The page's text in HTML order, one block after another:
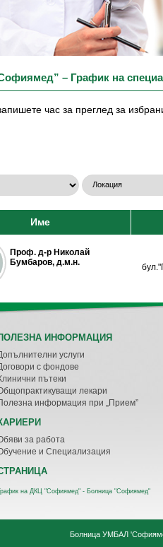
– График на
час за преглед за
Име
Проф. д-р Николай
Бумбаров, д.м.н.
ИНФОРМАЦИЯ
услуги
с фондове
пътеки
лекари
информация при „Прием”
за работа
и Специализация
на ДКЦ "Софиямед" - Болница "Софиямед"
Болница УМБАЛ